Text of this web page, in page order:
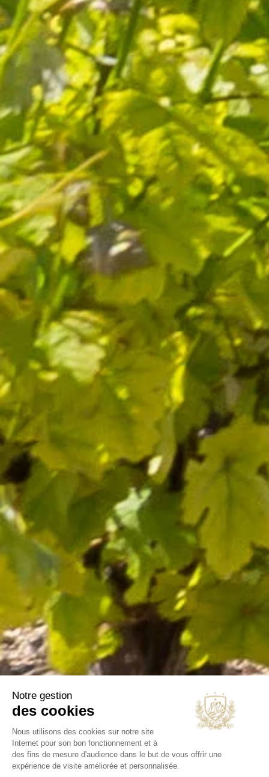
Emballage discret
etsécurisé
Livraison en 5j
dès expédition
Paiement en ligne
sécurisé
Production à
Lançon de Provence
Qualité et savoir-faire
depuis 1632
SUIVEZ-NOUS
J’accepte de recevoir par e-mail les offres et nouveautés de la
boutique
Vous pouvez vous désinscrire à tout moment. Vous trouverez pour
cela nos informations de contact dans les conditions d'utilisation du
site.
CATÉGORIES
Vins
Huiles d'olive
Espace pro
Nos sélections
NOTRE SOCIÉTÉ
Livraison
Mentions légales
Conditions générales
Contact et horaires
Blog
INFORMATIONS